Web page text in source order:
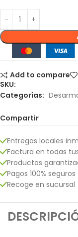
Add to compare
SKU:
Categorías:
Compartir
Entregas locales
Factura en todas
Productos
Pagos 100% seguros
Recoge en sucursal